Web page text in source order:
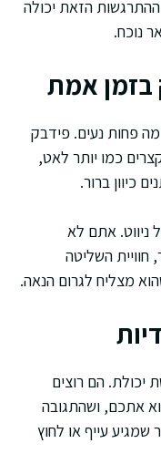
הזאת יכולה
נוכח.
בזמן אמת
פחות נעים. פידבק
כמו יותר לאט,
כיוון ברור.
ניווט. אתם לא
חוויית השליטה
מצליח לגרום הנאה.
יכולת. הם רוצים
אתכם, ושהתגובה
עייף או לחוץ